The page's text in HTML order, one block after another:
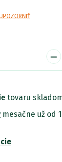
-
tovaru
mesačne už od